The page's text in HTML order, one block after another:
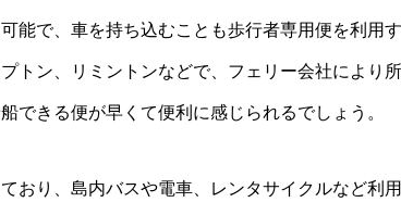
能で、車を持ち込むことも歩行者専用便を利用
トン、リミントンなどで、フェリー会社により
できる便が早くて便利に感じられるでしょう。
おり、島内バスや電車、レンタサイクルなど利